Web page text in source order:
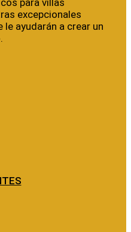
para villas
excepcionales
ayudarán a crear un